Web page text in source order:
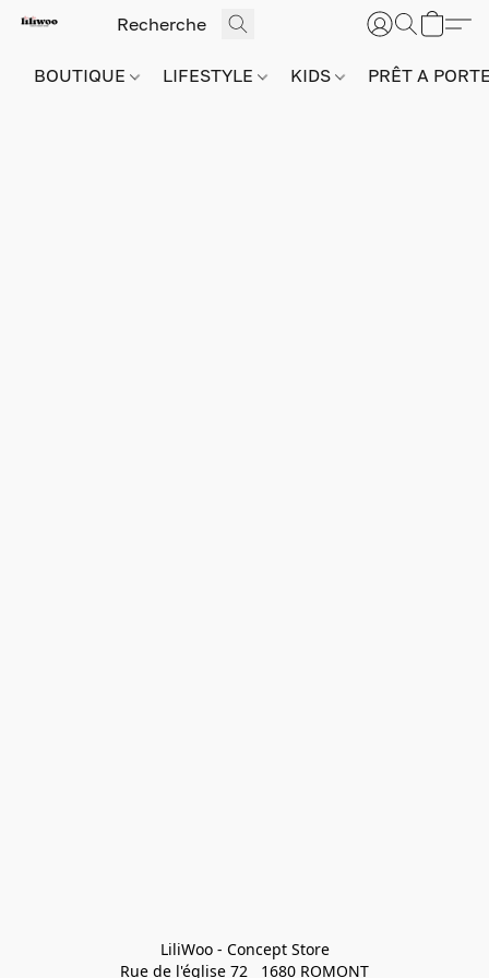
BOUTIQUE LIFESTYLE KIDS PRÊT A
LiliWoo - Concept Store
Rue de l'église 72   1680 ROMONT